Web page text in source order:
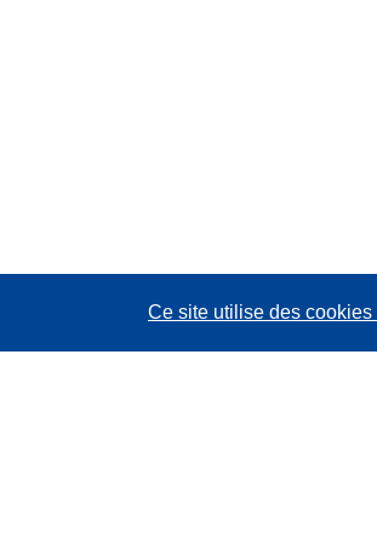
Ce site utilise des cookies